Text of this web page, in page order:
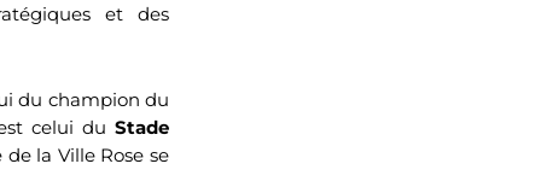
et des
du champion du
celui du Stade
la Ville Rose se